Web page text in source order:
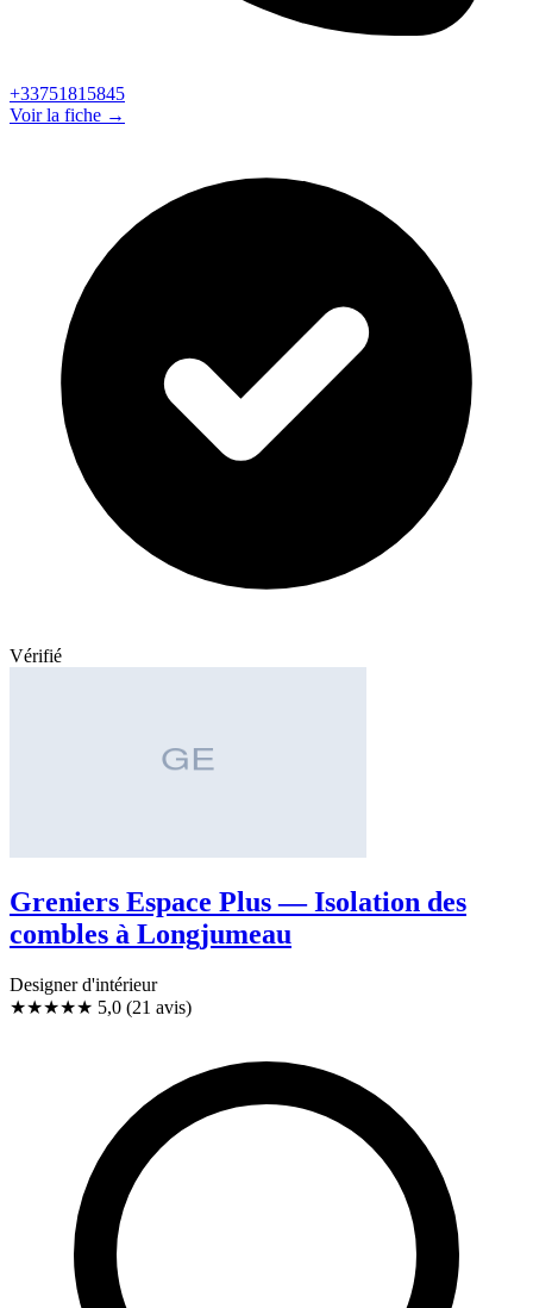
+33751815845
Voir la fiche →
Vérifié
Greniers Espace Plus — Isolation des
combles à Longjumeau
Designer d'intérieur
★★★★★ 5,0 (21 avis)